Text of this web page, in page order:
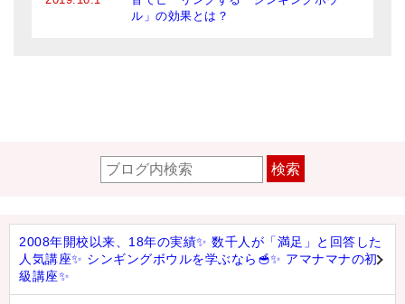
ル」の効果とは？
検索
2008年開校以来、18年の実績✨ 数千人が「満足」と回答した
人気講座✨ シンギングボウルを学ぶなら🥣✨ アマナマナの初
級講座✨